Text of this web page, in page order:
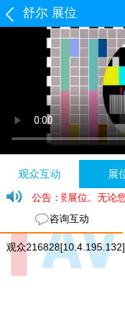
舒尔 展位
观众互动 展
公告：
司 线上全景展位。无论
咨询互动
观众